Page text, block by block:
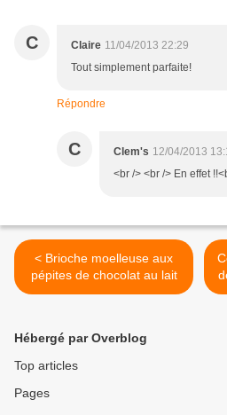
C Claire 11/04/2013 22:29
Tout simplement parfaite!
Répondre
C Clem's 12/04/2013
<br /> <br /> En effet
< Brioche moelleuse aux
pépites de chocolat au lait
Hébergé par Overblog
Top articles
Pages